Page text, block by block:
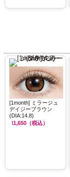
[1month] ミラージュ
デイジーブラウン
(DIA:14.8)
\1,650 （税込）